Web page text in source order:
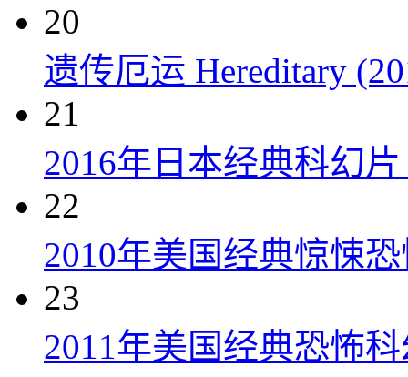
20
遗传厄运 Hereditary
21
2016年日本经典科幻
22
2010年美国经典惊悚
23
2011年美国经典恐怖